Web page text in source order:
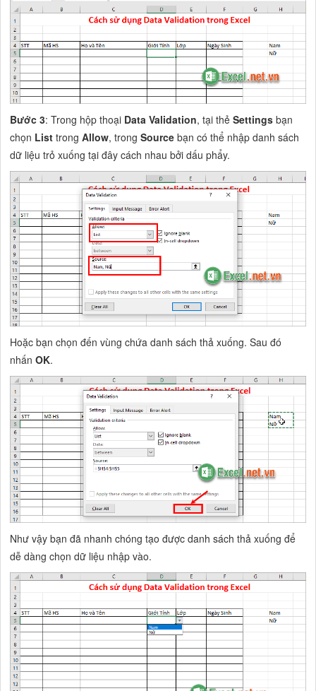
Bước 3: Trong hộp thoại Data Validation, tại thẻSettings bạn
chọn List trongAllow, trongSource bạn có thể nhập danh sách
dữ liệu trỏ xuống tại đây cách nhau bởi dấu phẩy.
Hoặc bạn chọn đến vùng chứa danh sách thả xuống. Sau đó
nhấnOK.
Như vậy bạn đã nhanh chóng tạo được danh sách thả xuống để
dễ dàng chọn dữ liệu nhập vào.